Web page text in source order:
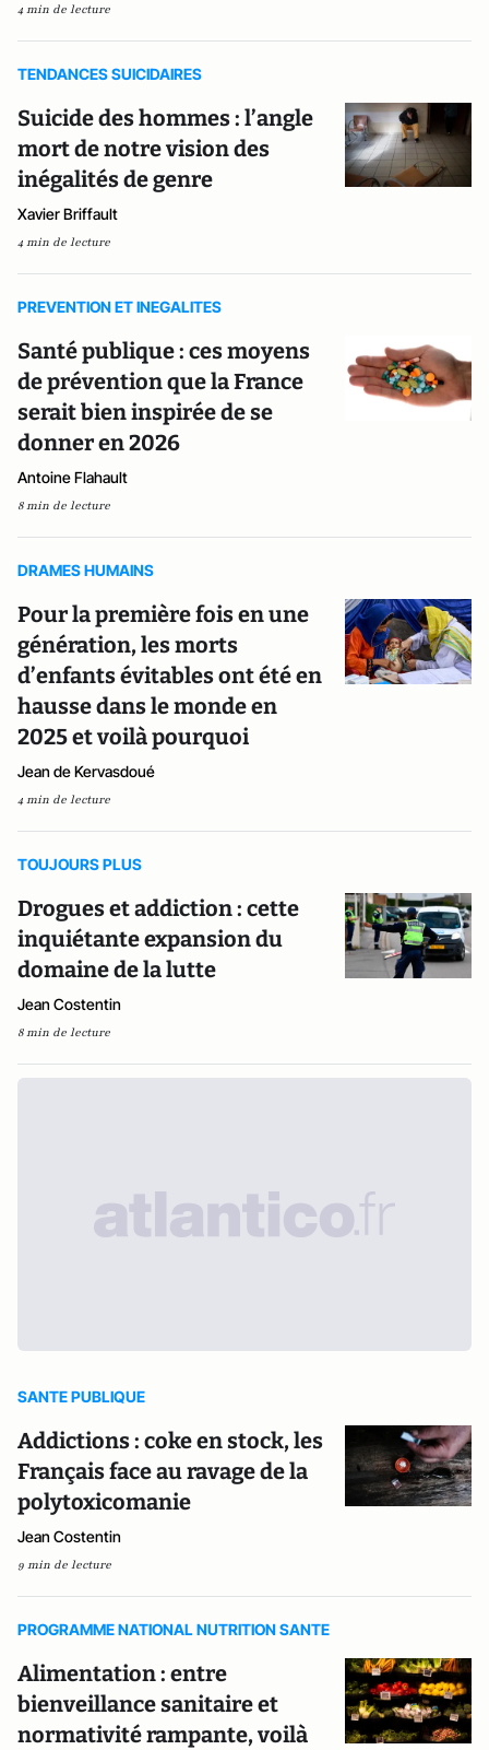
4 min de lecture
TENDANCES SUICIDAIRES
Suicide des hommes : l’angle
mort de notre vision des
inégalités de genre
Xavier Briffault
4 min de lecture
PREVENTION ET INEGALITES
Santé publique : ces moyens
de prévention que la France
serait bien inspirée de se
donner en 2026
Antoine Flahault
8 min de lecture
DRAMES HUMAINS
Pour la première fois en une
génération, les morts
d’enfants évitables ont été en
hausse dans le monde en
2025 et voilà pourquoi
Jean de Kervasdoué
4 min de lecture
TOUJOURS PLUS
Drogues et addiction : cette
inquiétante expansion du
domaine de la lutte
Jean Costentin
8 min de lecture
SANTE PUBLIQUE
Addictions : coke en stock, les
Français face au ravage de la
polytoxicomanie
Jean Costentin
9 min de lecture
PROGRAMME NATIONAL NUTRITION SANTE
Alimentation : entre
bienveillance sanitaire et
normativité rampante, voilà